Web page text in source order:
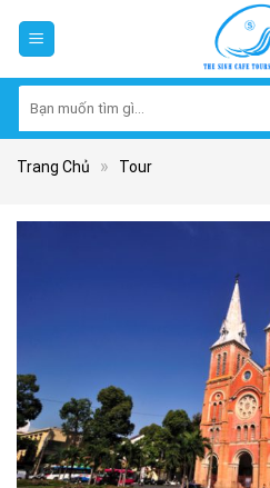
kiếm:
Trang Chủ » Tour